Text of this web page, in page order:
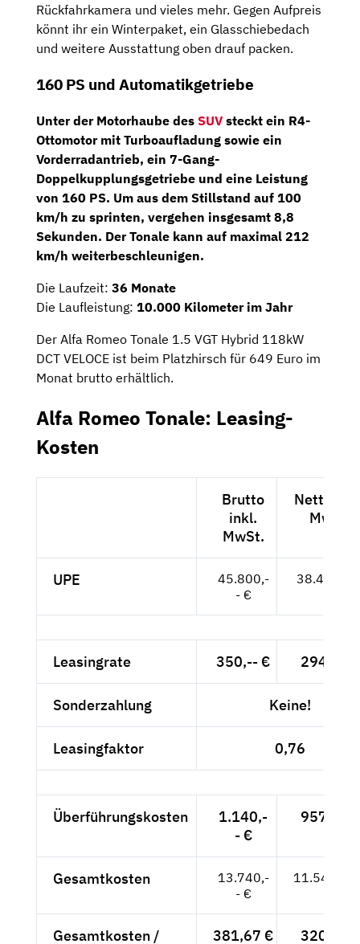
Rückfahrkamera und vieles mehr. Gegen Aufpreis
könnt ihr ein Winterpaket, ein Glasschiebedach
und weitere Ausstattung oben drauf packen.
160 PS und Automatikgetriebe
Unter der Motorhaube des SUV steckt ein R4-
Ottomotormit Turboaufladung sowie ein
Vorderradantrieb, ein 7-Gang-
Doppelkupplungsgetriebe und eine Leistung
von 160 PS. Um aus dem Stillstand auf 100
km/h zu sprinten, vergehen insgesamt 8,8
Sekunden. Der Tonale kann auf maximal 212
km/h weiterbeschleunigen.
Die Laufzeit: 36 Monate
Die Laufleistung: 10.000 Kilometer im Jahr
Der Alfa Romeo Tonale 1.5 VGT Hybrid 118kW
DCT VELOCE ist beim Platzhirsch für 649 Euro im
Monat brutto erhältlich.
Alfa Romeo Tonale: Leasing-
Kosten
Brutto
inkl.
MwSt.
Netto
MwSt.
UPE
45.800,-
- €
38.487,--
Leasingrate 350,-- € 294,12 €
Sonderzahlung Keine!
Leasingfaktor 0,76
Überführungskosten
1.140,-
- €
957,98 €
Gesamtkosten
13.740,-
- €
11.546,22
Gesamtkosten / 381,67 € 320,73 €